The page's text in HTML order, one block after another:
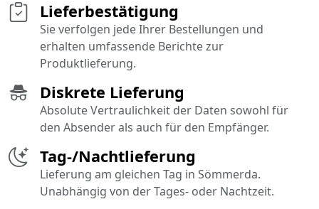
Diskrete Lieferung
Absolute Vertraulichkeit der Daten sowohl für
den Absender als auch für den Empfänger.
Tag-/Nachtlieferung
Lieferung am gleichen Tag in Sömmerda.
Unabhängig von der Tages- oder Nachtzeit.
Lieferbestätigung
Sie verfolgen jede Ihrer Bestellungen und
erhalten umfassende Berichte zur
Produktlieferung.